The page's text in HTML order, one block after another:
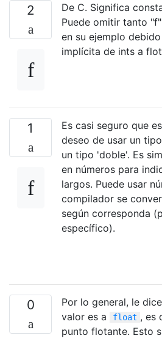
2
De C. Significa
Puede omitir tanto
en su ejemplo
implícita de ints a
1
Es casi seguro que
deseo de usar un
un tipo 'doble'. Es
en números para
largos. Puede usar
compilador se
según corresponda
específico).
0
Por lo general, le
valor es a
float , es
punto flotante. Esto